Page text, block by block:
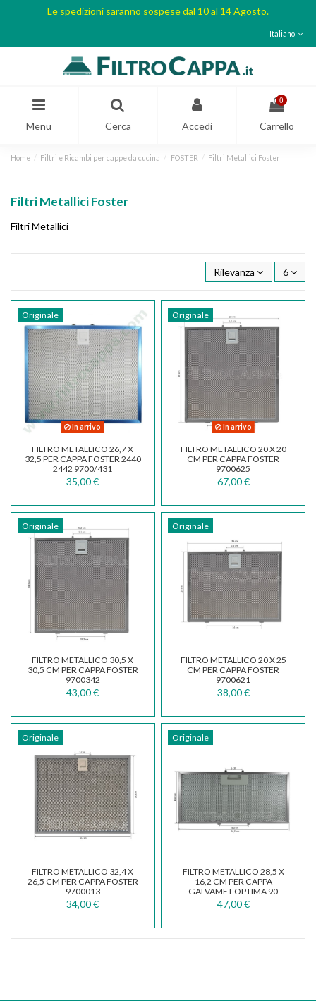
Le spedizioni saranno sospese dal 10 al 14 Agosto.
Italiano
Menu Cerca Accedi
0
Carrello
Home Filtri e Ricambi per cappe da cucina FOSTER Filtri Metallici Foster
Filtri Metallici Foster
Filtri Metallici
Rilevanza 6
Originale
In arrivo
FILTRO METALLICO 26,7 X
32,5 PER CAPPA FOSTER 2440
2442 9700/431
35,00 €
Originale
In arrivo
FILTRO METALLICO 20 X 20
CM PER CAPPA FOSTER
9700625
67,00 €
Originale
FILTRO METALLICO 30,5 X
30,5 CM PER CAPPA FOSTER
9700342
43,00 €
Originale
FILTRO METALLICO 20 X 25
CM PER CAPPA FOSTER
9700621
38,00 €
Originale
FILTRO METALLICO 32,4 X
26,5 CM PER CAPPA FOSTER
9700013
34,00 €
Originale
FILTRO METALLICO 28,5 X
16,2 CM PER CAPPA
GALVAMET OPTIMA 90
R258118
47,00 €